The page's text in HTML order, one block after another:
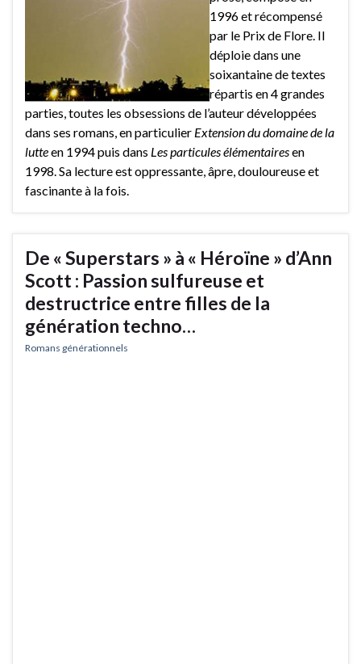
1996 et récompensé
par le Prix de Flore. Il
déploie dans une
soixantaine de textes
répartis en 4 grandes
parties, toutes les obsessions de l’auteur développées
dans ses romans, en particulier Extension du domaine de la
lutteen 1994 puis dans Les particules élémentairesen
1998. Sa lecture est oppressante, âpre, douloureuse et
fascinante à la fois.
De « Superstars » à « Héroïne » d’Ann
Scott : Passion sulfureuse et
destructrice entre filles de la
génération techno…
Romans générationnels